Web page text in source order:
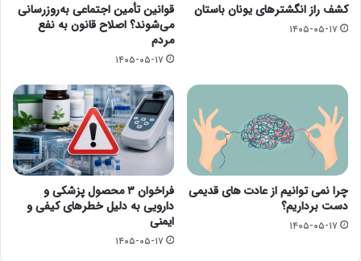
کشف راز انگشترهای یونان باستان
۱۴۰۵-۰۵-۱۷
قوانین تأمین اجتماعی به‌روزرسانی
می‌شوند؟ اصلاح قانون به نفع
مردم
۱۴۰۵-۰۵-۱۷
چرا نمی توانیم از عادت های قدیمی
دست برداریم؟
۱۴۰۵-۰۵-۱۷
فراخوان ۳ محصول پزشکی و
دارویی به دلیل خطرهای کیفی و
ایمنی
۱۴۰۵-۰۵-۱۷